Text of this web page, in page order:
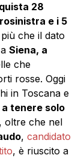
28
e i 5
che il dato
Siena, a
che
rosse. Oggi
in Toscana e
tenere solo
, oltre che nel
, candidato
, è riuscito a